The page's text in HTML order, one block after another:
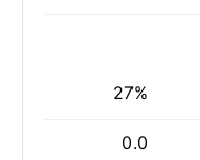
27%
0.0